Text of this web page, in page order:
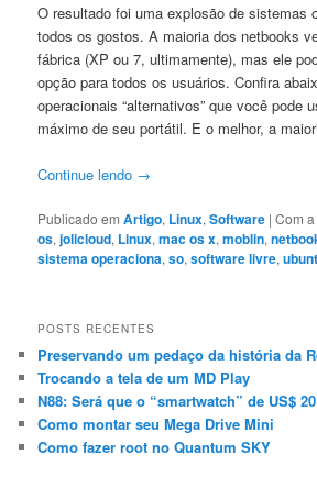
O resultado foi uma explosão de sistemas
todos os gostos. A maioria dos netbooks
fábrica (XP ou 7, ultimamente), mas ele
opção para todos os usuários. Confira
operacionais “alternativos” que você pode
máximo de seu portátil. E o melhor, a
Continue lendo →
Publicado em Artigo, Linux,Software |Com
os,jolicloud, Linux,mac os x,moblin,
sistema operaciona,so,software livre,
POSTS RECENTES
Preservando um pedaço da história da
Trocando a tela de um MD Play
N88: Será que o “smartwatch” de US$
Como montar seu Mega Drive Mini
Como fazer root no Quantum SKY